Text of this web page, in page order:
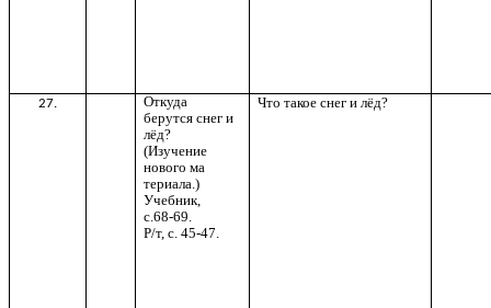
27.
Откуда
берутся снег и
лёд?
(Изучение
нового ма
териала.)
Учебник,
с.68-69.
Р/т, с. 45-47.
Что такое снег и лёд?